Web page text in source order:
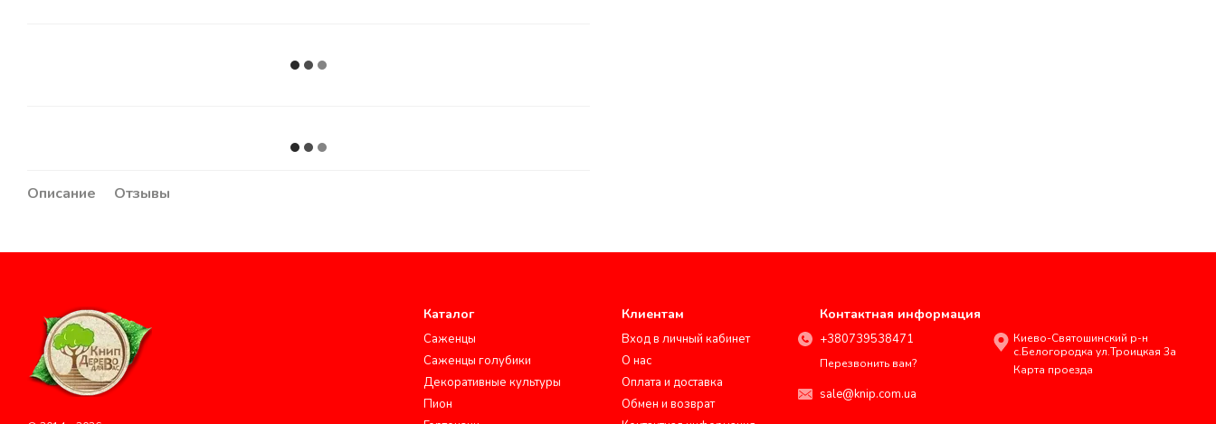
Описание Отзывы
Каталог
Саженцы
Саженцы голубики
Декоративные культуры
Пион
Клиентам
Вход в личный кабинет
О нас
Оплата и доставка
Обмен и возврат
Контактная информация
+380739538471
Перезвонить вам?
sale@knip.com.ua
Киево-Святошинский р-н
с.Белогородка ул.Троицкая 3а
Карта проезда